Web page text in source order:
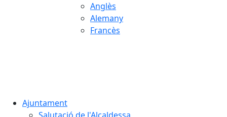
Anglès
Alemany
Francès
Ajuntament